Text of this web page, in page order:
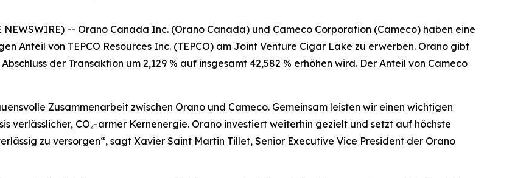
NEWSWIRE) -- Orano Canada Inc. (Orano Canada) und Cameco Corporation (Cameco) haben eine
Anteil von TEPCO Resources Inc. (TEPCO) am Joint Venture Cigar Lake zu erwerben. Orano gibt
der Transaktion um 2,129 % auf insgesamt 42,582 % erhöhen wird. Der Anteil von Cameco
Zusammenarbeit zwischen Orano und Cameco. Gemeinsam leisten wir einen wichtigen
verlässlicher, CO₂-armer Kernenergie. Orano investiert weiterhin gezielt und setzt auf höchste
zu versorgen“, sagt Xavier Saint Martin Tillet, Senior Executive Vice President der Orano